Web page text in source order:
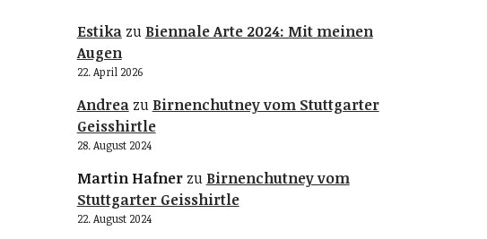
Estikazu Biennale Arte 2024: Mit meinen
Augen
22. April 2026
Andreazu Birnenchutney vom Stuttgarter
Geisshirtle
28. August 2024
Martin Hafnerzu Birnenchutney vom
Stuttgarter Geisshirtle
22. August 2024